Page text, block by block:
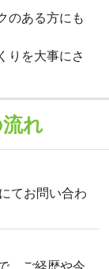
のある方にも
りを大事にさ
れ
てお問い合わ